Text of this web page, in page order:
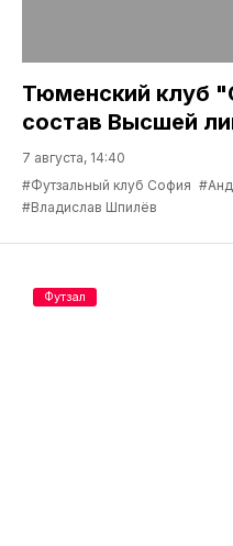
Тюменский клуб
состав Высшей
7 августа, 14:40
#Футзальный клуб София
#Владислав Шпилёв
Футзал